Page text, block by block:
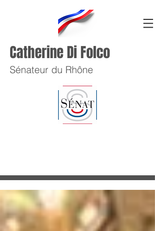
Catherine Di Folco
Sénateur du Rhône